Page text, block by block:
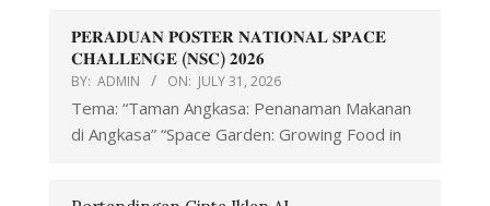
𝐏𝐄𝐑𝐀𝐃𝐔𝐀𝐍 𝐏𝐎𝐒𝐓𝐄𝐑 𝐍𝐀𝐓𝐈𝐎𝐍𝐀𝐋 𝐒𝐏𝐀𝐂𝐄
𝐂𝐇𝐀𝐋𝐋𝐄𝐍𝐆𝐄 (𝐍𝐒𝐂) 𝟐𝟎𝟐𝟔
BY: ADMIN ON: JULY 31, 2026
Tema: “Taman Angkasa: Penanaman Makanan
di Angkasa” “Space Garden: Growing Food in